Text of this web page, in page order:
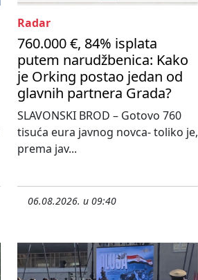
Radar
760.000 €, 84% isplata
putem narudžbenica: Kako
je Orking postao jedan od
glavnih partnera Grada?
SLAVONSKI BROD – Gotovo 760
tisuća eura javnog novca- toliko je,
prema jav...
06.08.2026. u 09:40